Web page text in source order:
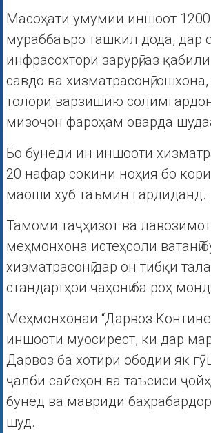
Масоҳати умумии иншоот
мураббаъро ташкил дода, дар
инфрасохтори зарурӣ, аз
савдо ва хизматрасонӣ,
толори варзишию
мизоҷон фароҳам оварда
Бо бунёди ин иншооти
20 нафар сокини ноҳия бо кори
маоши хуб таъмин гардиданд.
Тамоми таҷҳизот ва
меҳмонхона истеҳсоли ватанӣ
хизматрасонӣ дар он тибқи
стандартҳои ҷаҳонӣ ба роҳ
Меҳмонхонаи “Дарвоз
иншооти муосирест, ки дар
Дарвоз ба хотири ободии як
ҷалби сайёҳон ва таъсиси
бунёд ва мавриди
шуд.